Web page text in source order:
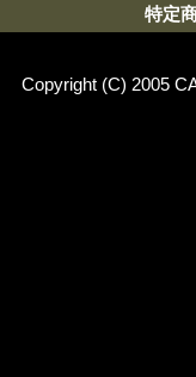
特定
Copyright (C) 2005